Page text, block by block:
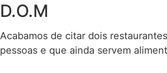
D.O.M
Acabamos de citar dois
pessoas e que ainda servem